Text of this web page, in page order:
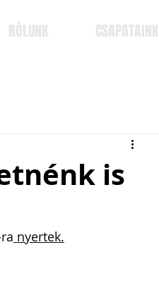
RÓLUNK CSAPATAINK
is
nyertek.